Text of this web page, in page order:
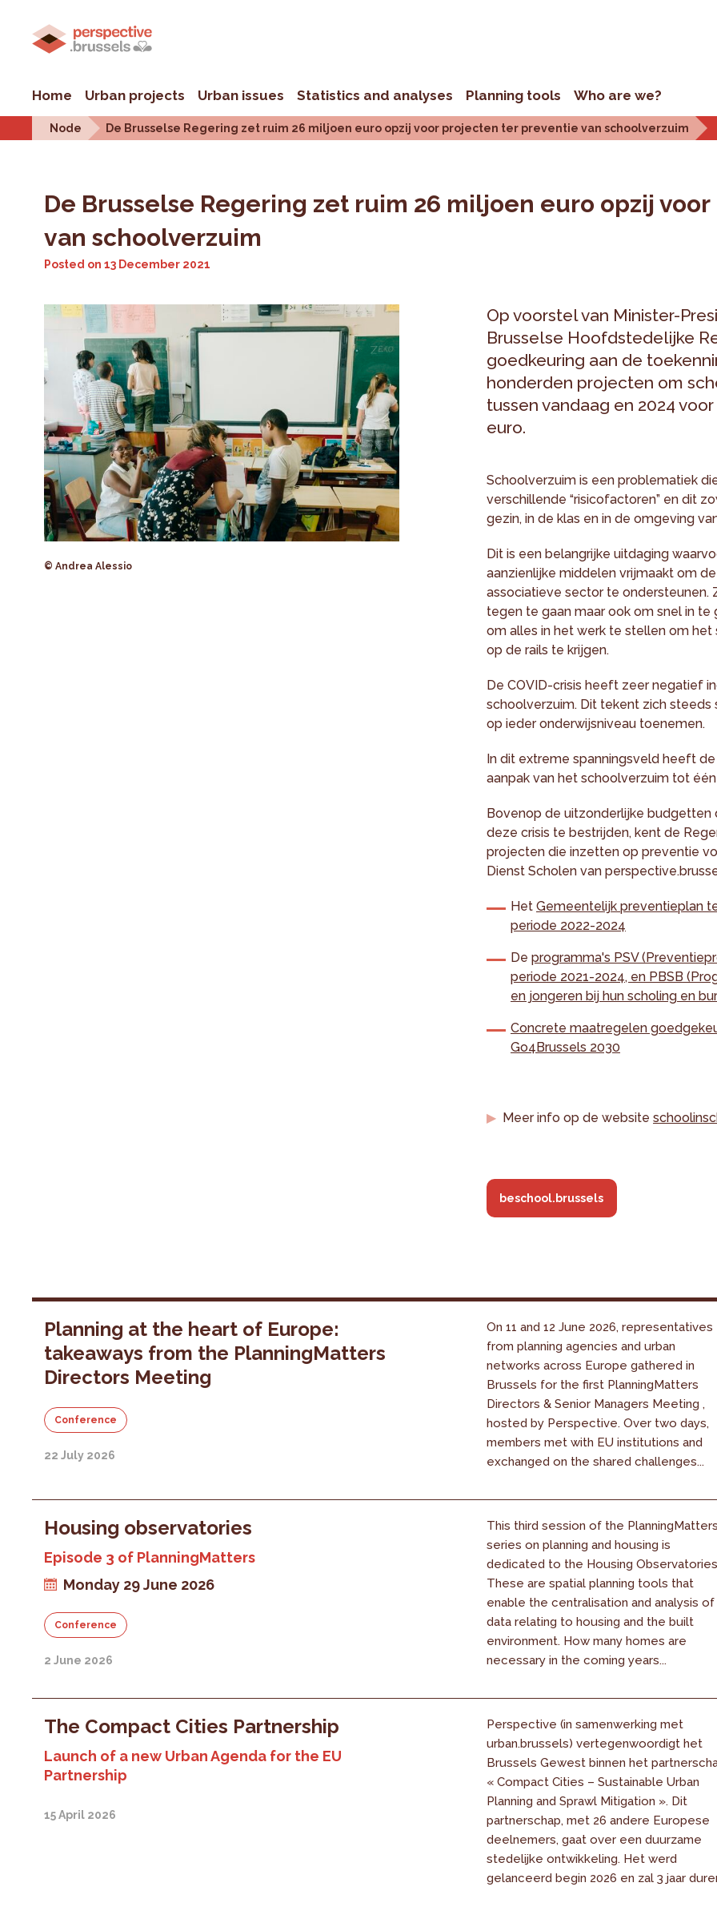
Home Urban projects Urban issues Statistics and analyses Planning tools Who are we?
Node De Brusselse Regering zet ruim 26 miljoen euro opzij voor projecten ter preventie van schoolverzuim
De Brusselse Regering zet ruim 26 miljoen euro opzij
van schoolverzuim
Posted on13 December 2021
© Andrea Alessio
Op voorstel van Minister-
Brusselse Hoofdstedelijke
goedkeuring aan de
honderden projecten om
tussen vandaag en 2024
euro.
Schoolverzuim is een problematiek
verschillende “risicofactoren” en dit
gezin, in de klas en in de omgeving
Dit is een belangrijke uitdaging
aanzienlijke middelen vrijmaakt om
associatieve sector te
tegen te gaan maar ook om snel in
om alles in het werk te stellen om
op de rails te krijgen.
De COVID-crisis heeft zeer negatief
schoolverzuim. Dit tekent zich
op ieder onderwijsniveau toenemen.
In dit extreme spanningsveld heeft
aanpak van het schoolverzuim tot
Bovenop de uitzonderlijke budgetten
deze crisis te bestrijden, kent de
projecten die inzetten op preventie
Dienst Scholen van
HetGemeentelijk preventieplan
periode 2022-2024
Deprogramma's PSV
periode 2021-2024, en PBSB
en jongeren bij hun scholing en
Concrete maatregelen
Go4Brussels 2030
Meer info op de website
beschool.brussels
Planning at the heart of Europe:
takeaways from the PlanningMatters
Directors Meeting
Conference
22 July 2026
On 11 and 12 June 2026, representatives
from planning agencies and urban
networks across Europe gathered in
Brussels for the first PlanningMatters
Directors & Senior Managers Meeting ,
hosted by Perspective. Over two days,
members met with EU institutions and
exchanged on the shared challenges...
Housing observatories
Episode 3 of PlanningMatters
Monday 29 June 2026
Conference
2 June 2026
This third session of the
series on planning and housing is
dedicated to the Housing
These are spatial planning tools that
enable the centralisation and analysis of
data relating to housing and the built
environment. How many homes are
necessary in the coming years...
The Compact Cities Partnership
Launch of a new Urban Agenda for the EU
Partnership
15 April 2026
Perspective (in samenwerking met
urban.brussels) vertegenwoordigt het
Brussels Gewest binnen het
« Compact Cities – Sustainable Urban
Planning and Sprawl Mitigation ». Dit
partnerschap, met 26 andere Europese
deelnemers, gaat over een duurzame
stedelijke ontwikkeling. Het werd
gelanceerd begin 2026 en zal 3 jaar